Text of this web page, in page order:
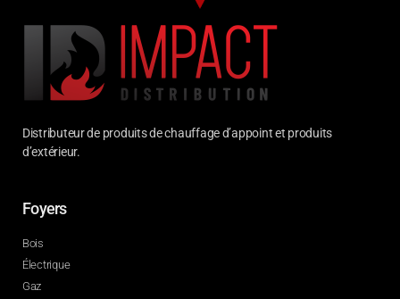
Distributeur de produits de chauffage d’appoint et produits
d’extérieur.
Foyers
Bois
Électrique
Gaz